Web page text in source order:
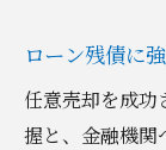
ローン残債に
任意売却を成功
握と、金融機関